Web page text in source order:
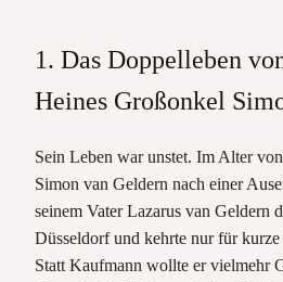
1. Das Doppelleben
Heines Großonkel
Sein Leben war unstet. Im Alter
Simon van Geldern nach einer
seinem Vater Lazarus van Geldern
Düsseldorf und kehrte nur für
Statt Kaufmann wollte er vielmehr